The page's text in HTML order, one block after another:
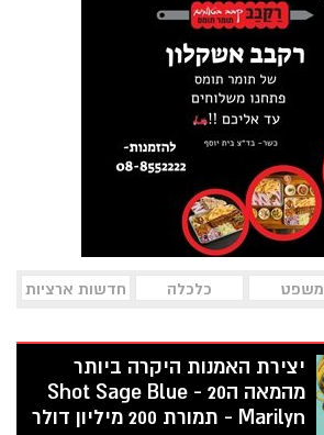
משפט כלכלה חדשות ארציות
יצירת האמנות היקרה ביותר
מהמאה ה20 - Shot Sage Blue
Marilyn - תמורת 200 מיליון דולר